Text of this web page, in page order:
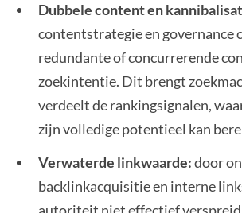
Dubbele content en
contentstrategie en governance
redundante of concurrerende
zoekintentie. Dit brengt
verdeelt de rankingsignalen,
zijn volledige potentieel kan
Verwaterde linkwaarde:door
backlinkacquisitie en interne